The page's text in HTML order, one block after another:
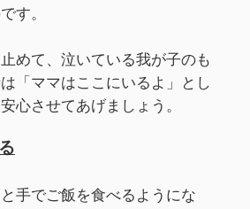
す。
めて、泣いている我が子のも
「ママはここにいるよ」とし
心させてあげましょう。
手でご飯を食べるようにな